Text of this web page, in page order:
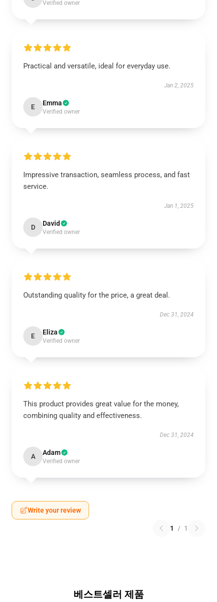
Verified owner
Practical and versatile, ideal for everyday use.
Jan 2, 2025
E Emma
Verified owner
Impressive transaction, seamless process, and fast
service.
Jan 1, 2025
D David
Verified owner
Outstanding quality for the price, a great deal.
Dec 31, 2024
E Eliza
Verified owner
This product provides great value for the money,
combining quality and effectiveness.
Dec 31, 2024
A Adam
Verified owner
Write your review
1 / 1
베스트셀러 제품